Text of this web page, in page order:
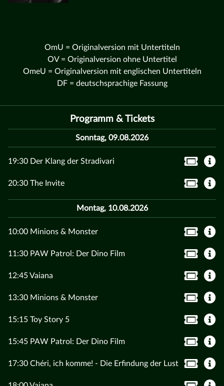
OmU = Originalversion mit Untertiteln
OV = Originalversion ohne Untertitel
OmeU = Originalversion mit englischen Untertiteln
DF = deutschsprachige Fassung
Programm & Tickets
Sonntag, 09.08.2026
19:30 Der Klang der Stradivari
20:30 The Invite
Montag, 10.08.2026
10:00 Minions & Monster
11:30 PAW Patrol: Der Dino Film
12:45 Vaiana
13:30 Minions & Monster
15:15 Toy Story 5
15:45 PAW Patrol: Der Dino Film
17:30 Chéri, ich komme! - Die Erfindung der Lust